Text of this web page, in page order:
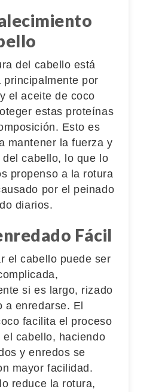
del cabello está
principalmente por
el aceite de coco
estas proteínas
Esto es
mantener la fuerza y
cabello, lo que lo
propenso a la rotura
por el peinado
diarios.
Fácil
el cabello puede ser
si es largo, rizado
a enredarse. El
facilita el proceso
el cabello, haciendo
y enredos se
mayor facilidad.
reduce la rotura,